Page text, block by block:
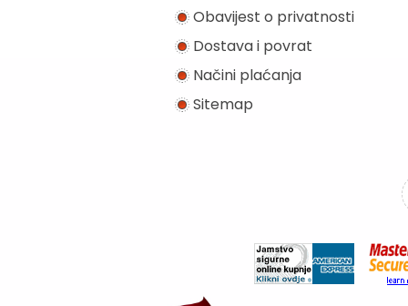
Obavijest o privatnosti
Dostava i povrat
Načini plaćanja
Sitemap